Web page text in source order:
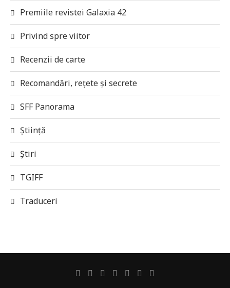
Premiile revistei Galaxia 42
Privind spre viitor
Recenzii de carte
Recomandări, rețete și secrete
SFF Panorama
Știință
Știri
TGIFF
Traduceri